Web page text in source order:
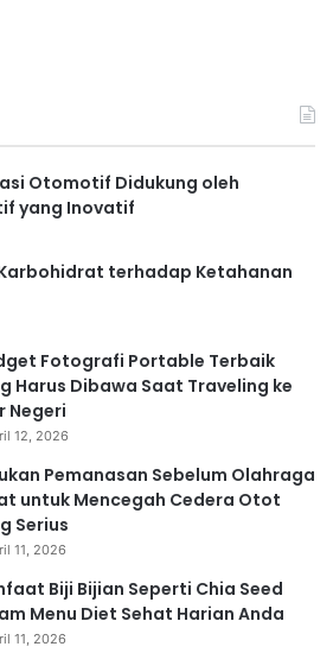
Otomotif Didukung oleh
yang Inovatif
terhadap Ketahanan
Fotografi Portable Terbaik
Harus Dibawa Saat Traveling ke
Negeri
12, 2026
Pemanasan Sebelum Olahraga
untuk Mencegah Cedera Otot
Serius
11, 2026
Biji Bijian Seperti Chia Seed
Menu Diet Sehat Harian Anda
11, 2026